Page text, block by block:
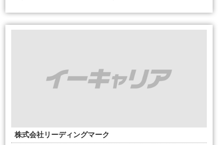
株式会社リーディングマーク